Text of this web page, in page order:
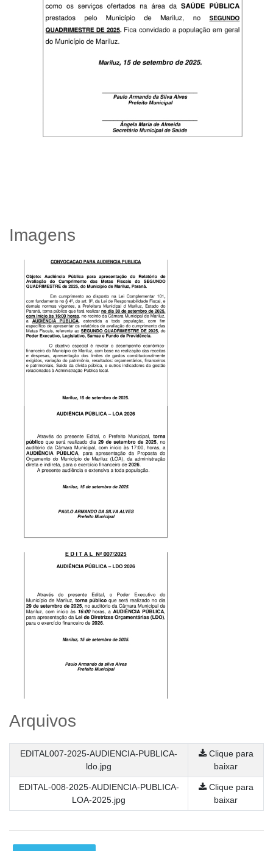
Imagens
Arquivos
EDITAL007-2025-AUDIENCIA-PUBLICA-
ldo.jpg
Clique para
baixar
EDITAL-008-2025-AUDIENCIA-PUBLICA-
LOA-2025.jpg
Clique para
baixar